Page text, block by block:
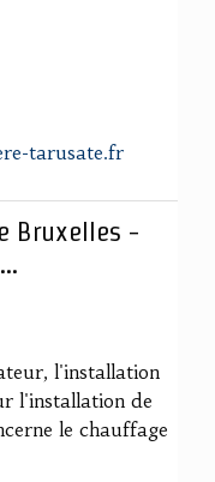
tarusate.fr
Bruxelles -
l'installation
l'installation de
le chauffage